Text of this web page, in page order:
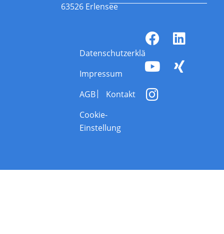
63526 Erlensee
Datenschutzerklärung
Impressum
AGB
Kontakt
Cookie-
Einstellung